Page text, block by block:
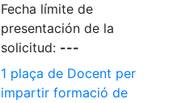
Fecha límite de
presentación de la
solicitud: ---
1 plaça de Docent per
impartir formació de